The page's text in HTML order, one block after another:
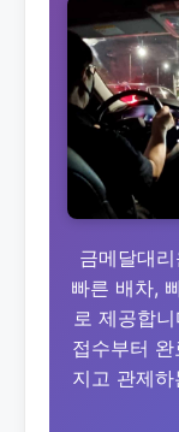
금메달대
빠른 배차,
로 제공합
접수부터
지고 관제